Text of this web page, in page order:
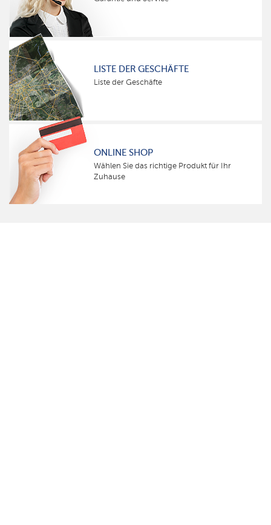
LISTE DER GESCHÄFTE
Liste der Geschäfte
ONLINE SHOP
Wählen Sie das richtige Produkt für Ihr
Zuhause